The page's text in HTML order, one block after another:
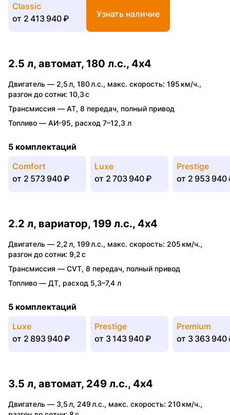
Classic
от 2 413 940 ₽ Узнать наличие
2.5 л, автомат, 180 л.с., 4x4
Двигатель — 2,5 л, 180 л.с., макс. скорость: 195 км/ч.,
разгон до сотни: 10,3 с
Трансмиссия — AT, 8 передач, полный привод
Топливо — АИ-95, расход 7–12,3 л
5 комплектаций
Comfort
от 2 573 940 ₽
Luxe
от 2 703 940 ₽
Prestige
от 2 953 940
2.2 л, вариатор, 199 л.с., 4x4
Двигатель — 2,2 л, 199 л.с., макс. скорость: 205 км/ч.,
разгон до сотни: 9,2 с
Трансмиссия — CVT, 8 передач, полный привод
Топливо — ДТ, расход 5,3–7,4 л
5 комплектаций
Luxe
от 2 893 940 ₽
Prestige
от 3 143 940 ₽
Premium
от 3 363 940
3.5 л, автомат, 249 л.с., 4x4
Двигатель — 3,5 л, 249 л.с., макс. скорость: 210 км/ч.,